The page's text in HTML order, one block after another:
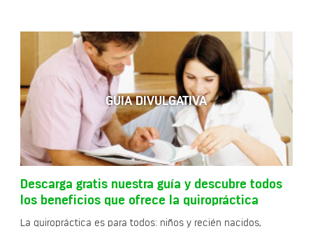
GUIA DIVULGATIVA
Descarga gratis nuestra guía y descubre todos
los beneficios que ofrece la quiropráctica
La quiropráctica es para todos: niños y recién nacidos,